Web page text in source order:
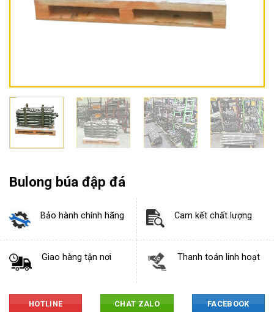
Bulong búa đập đá
Bảo hành chính hãng Cam kết chất lượng
Giao hàng tận nơi Thanh toán linh hoạt
HOTLINE CHAT ZALO FACEBOOK